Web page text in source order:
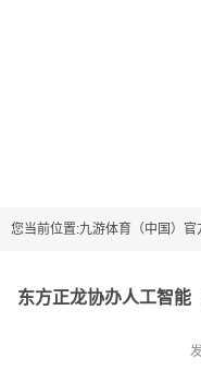
您当前位置:九游体育（中国）
东方正龙协办人工智能